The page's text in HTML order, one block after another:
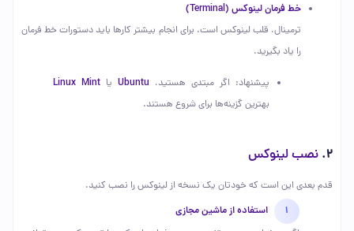
خط فرمان لینوکس (Terminal)
ترمینال، قلب لینوکس است. برای انجام بیشتر کارها باید دستورات خط فرمان
را یاد بگیرید.
پیشنهاد: اگر مبتدی هستید، Ubuntu یا Linux Mint
بهترین گزینه‌ها برای شروع هستند.
2. نصب لینوکس
قدم بعدی این است که خودتان یک نسخه از لینوکس را نصب کنید.
استفاده از ماشین مجازی